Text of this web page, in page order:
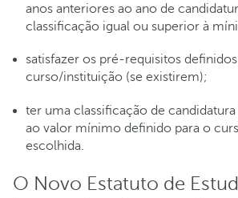
anos anteriores ao ano de
classificação igual ou superior à
satisfazer os pré-requisitos
curso/instituição (se existirem);
ter uma classificação de
ao valor mínimo definido para o
escolhida.
O Novo Estatuto de